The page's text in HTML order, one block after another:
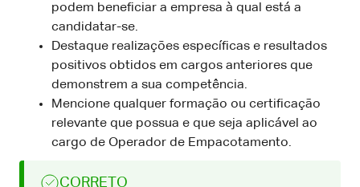
podem beneficiar a empresa à qual está a
candidatar-se.
Destaque realizações específicas e resultados
positivos obtidos em cargos anteriores que
demonstrem a sua competência.
Mencione qualquer formação ou certificação
relevante que possua e que seja aplicável ao
cargo de Operador de Empacotamento.
CORRETO